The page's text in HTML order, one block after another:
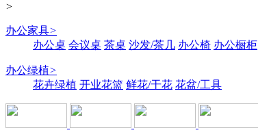
>
办公家具>
办公桌 会议桌 茶桌 沙发/茶几 办公椅 办公橱柜
办公绿植>
花卉绿植 开业花篮 鲜花/干花 花盆/工具